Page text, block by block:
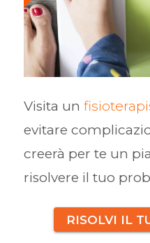
Visita un
evitare
creerà per te un
risolvere il tuo
RISOLVI IL